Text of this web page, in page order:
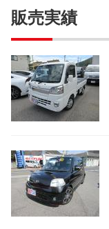
販売実績